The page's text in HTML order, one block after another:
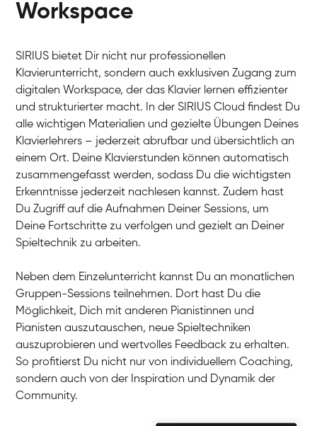
Klavier / Piano / Flügel
Klavier / Piano / Flügel
Hannes
Klavier / Piano / Flügel
Klavier / Piano / Flügel
Workspace
SIRIUS bietet Dir nicht nur professionellen
Klavierunterricht, sondern auch exklusiven Zugang zum
digitalen Workspace, der das Klavier lernen effizienter
und strukturierter macht. In der SIRIUS Cloud findest Du
alle wichtigen Materialien und gezielte Übungen Deines
Klavierlehrers – jederzeit abrufbar und übersichtlich an
einem Ort. Deine Klavierstunden können automatisch
zusammengefasst werden, sodass Du die wichtigsten
Erkenntnisse jederzeit nachlesen kannst. Zudem hast
Du Zugriff auf die Aufnahmen Deiner Sessions, um
Deine Fortschritte zu verfolgen und gezielt an Deiner
Spieltechnik zu arbeiten.
Neben dem Einzelunterricht kannst Du an monatlichen
Gruppen-Sessions teilnehmen. Dort hast Du die
Möglichkeit, Dich mit anderen Pianistinnen und
Pianisten auszutauschen, neue Spieltechniken
auszuprobieren und wertvolles Feedback zu erhalten.
So profitierst Du nicht nur von individuellem Coaching,
sondern auch von der Inspiration und Dynamik der
Community.